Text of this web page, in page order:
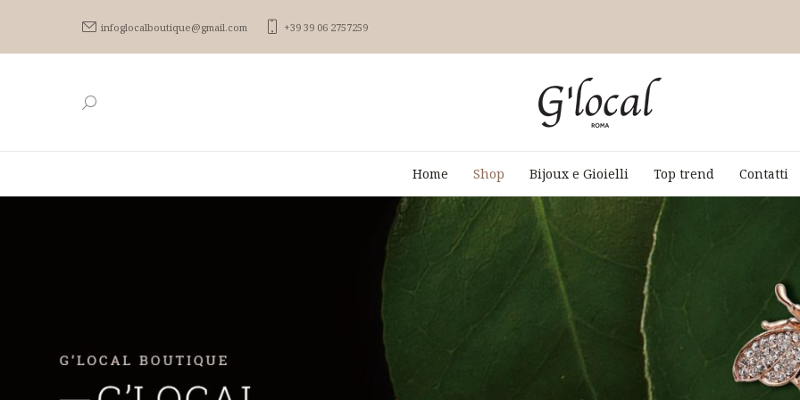
infoglocalboutique@gmail.com +39 39 06 2757259
Home
Shop Bijoux e Gioielli Top trend Contatti